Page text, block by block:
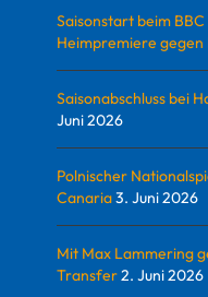
Saisonstart beim
Heimpremiere gegen
Saisonabschluss bei
Juni 2026
Polnischer
Canaria3. Juni 2026
Mit Max Lammering
Transfer2. Juni 2026